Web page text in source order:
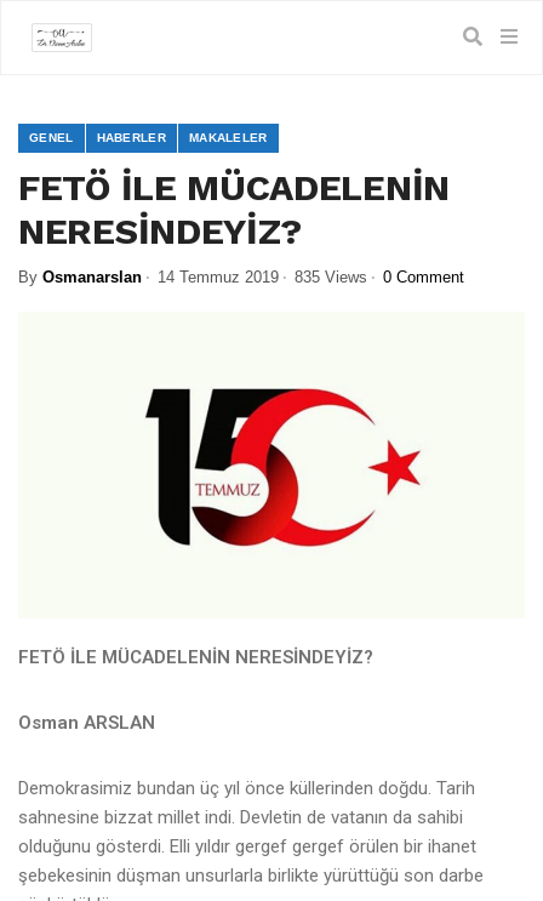
GENEL HABERLER MAKALELER
FETÖ İLE MÜCADELENİN
NERESİNDEYİZ?
By Osmanarslan 14 Temmuz 2019 835 Views 0 Comment
FETÖ İLE MÜCADELENİN NERESİNDEYİZ?
Osman ARSLAN
Demokrasimiz bundan üç yıl önce küllerinden doğdu. Tarih
sahnesine bizzat millet indi. Devletin de vatanın da sahibi
olduğunu gösterdi. Elli yıldır gergef gergef örülen bir ihanet
şebekesinin düşman unsurlarla birlikte yürüttüğü son darbe